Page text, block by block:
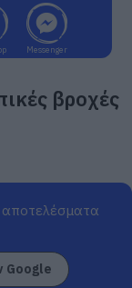
Messenger
βροχές
Google